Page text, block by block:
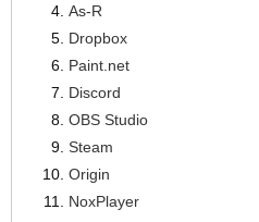
As-R
Dropbox
Paint.net
Discord
OBS Studio
Steam
Origin
NoxPlayer